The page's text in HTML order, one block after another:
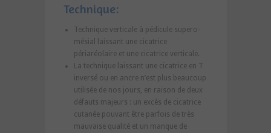
Technique:
Technique verticale à pédicule supero-
mésial laissant une cicatrice
périaréolaire et une cicatrice verticale.
La technique laissant une cicatrice en T
inversé ou en ancre n’est plus beaucoup
utilisée de nos jours, en raison de deux
défauts majeurs : un excès de cicatrice
cutanée pouvant être parfois de très
mauvaise qualité et un manque de